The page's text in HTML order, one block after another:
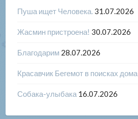
Пуша ищет Человека. 31.07.2026
Жасмин пристроена! 30.07.2026
Благодарим 28.07.2026
Красавчик Бегемот в поисках дома
Собака-улыбака 16.07.2026